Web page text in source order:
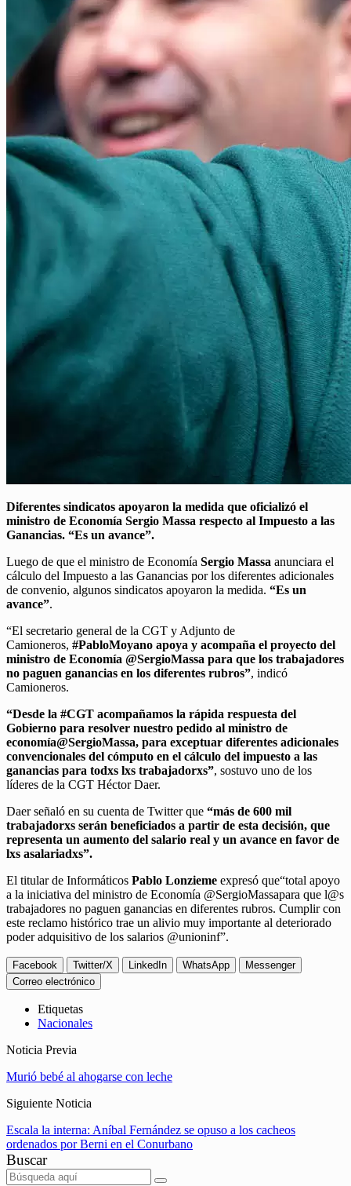
Diferentes sindicatos apoyaron la medida que oficializó el
ministro de Economía Sergio Massa respecto al Impuesto a las
Ganancias. “Es un avance”.
Luego de que el ministro de Economía Sergio Massa anunciara el
cálculo del Impuesto a las Ganancias por los diferentes adicionales
de convenio, algunos sindicatos apoyaron la medida. “Es un
avance”.
“El secretario general de la CGT y Adjunto de
Camioneros, #PabloMoyano apoya y acompaña el proyecto del
ministro de Economía @SergioMassa para que los trabajadores
no paguen ganancias en los diferentes rubros”, indicó
Camioneros.
“Desde la #CGT acompañamos la rápida respuesta del
Gobierno para resolver nuestro pedido al ministro de
economía@SergioMassa, para exceptuar diferentes adicionales
convencionales del cómputo en el cálculo del impuesto a las
ganancias para todxs lxs trabajadorxs”, sostuvo uno de los
líderes de la CGT Héctor Daer.
Daer señaló en su cuenta de Twitter que “más de 600 mil
trabajadorxs serán beneficiados a partir de esta decisión, que
representa un aumento del salario real y un avance en favor de
lxs asalariadxs”.
El titular de Informáticos Pablo Lonzieme expresó que“total apoyo
a la iniciativa del ministro de Economía @SergioMassapara que l@s
trabajadores no paguen ganancias en diferentes rubros. Cumplir con
este reclamo histórico trae un alivio muy importante al deteriorado
poder adquisitivo de los salarios @unioninf”.
Facebook Twitter/X LinkedIn WhatsApp
Messenger
Correo electrónico
Etiquetas
Nacionales
Noticia Previa
Murió bebé al ahogarse con leche
Siguiente Noticia
Escala la interna: Aníbal Fernández se opuso a los cacheos
ordenados por Berni en el Conurbano
Buscar